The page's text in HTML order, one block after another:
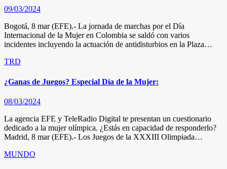
09/03/2024
Bogotá, 8 mar (EFE).- La jornada de marchas por el Día
Internacional de la Mujer en Colombia se saldó con varios
incidentes incluyendo la actuación de antidisturbios en la Plaza…
TRD
¿Ganas de Juegos? Especial Día de la Mujer:
08/03/2024
La agencia EFE y TeleRadio Digital te presentan un cuestionario
dedicado a la mujer olímpica. ¿Estás en capacidad de responderlo?
Madrid, 8 mar (EFE).- Los Juegos de la XXXIII Olimpiada…
MUNDO